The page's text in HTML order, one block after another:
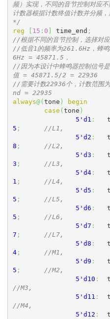
频）实现，不同的音节控制对应不
计数器根据计数终值计数并分频
*/
reg
15 : 0 time_end ;
//根据不同的音节控制，选择对应
//低音1的频率为261.6Hz，蜂
6Hz = 45871.5，
//因为本设计中蜂鸣器控制信号
值 = 45871.5/2 = 22936
//需要计数22936个，计数范
nd = 22935
always@( tone )
begin
case ( tone )
5'd1 :
5 ;
//L1,
5'd2 :
8 ;
//L2,
5'd3 :
3 ;
//L3,
5'd4:
1 ;
//L4,
5'd5 :
5 ;
//L5,
5'd6 :
5 ;
//L6,
5'd7 :
7 ;
//L7,
5'd8 :
4;
//M1,
5'd9 :
5 ;
//M2,
5'd10 :
//M3,
5'd11 :
//M4,
5'd12 :